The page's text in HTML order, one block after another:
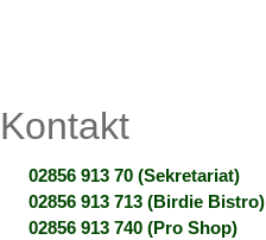
Kontakt
02856 913 70 (Sekretariat)
02856 913 713 (Birdie Bistro)
02856 913 740 (Pro Shop)